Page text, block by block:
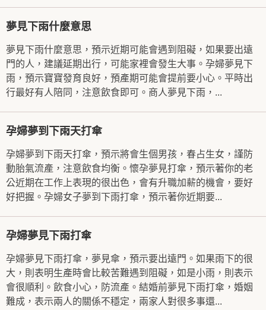
夢見下雨什麼意思
夢見下雨什麼意思，預示近期可能會遇到阻礙，如果要出遠
門的人，建議延期出行，可能家裡會發生大事。孕婦夢見下
雨，預示寶寶發育良好，預產期可能會提前要小心。平時出
行最好有人陪同，注意飲食即可。商人夢見下雨，...
孕婦夢到下雨天打傘
孕婦夢到下雨天打傘，預示將會生個男孩，春占生女，謹防
動胎氣流產，注意飲食均衡。懷孕夢見打傘，預示著你的老
公近期在工作上表現的很出色，會有升職加薪的機會，要好
好把握。孕婦女子夢到下雨打傘，預示著你近期要...
孕婦夢見下雨打傘
孕婦夢見下雨打傘，夢見傘，預示要出遠門。如果雨下的很
大，則表明生產時會比較苦難遇到阻礙，如是小雨，則表示
會很順利。飲食小心，防流產。結婚前夢見下雨打傘，婚姻
難成，表示兩人的關係不穩定，兩家人對很多事還...